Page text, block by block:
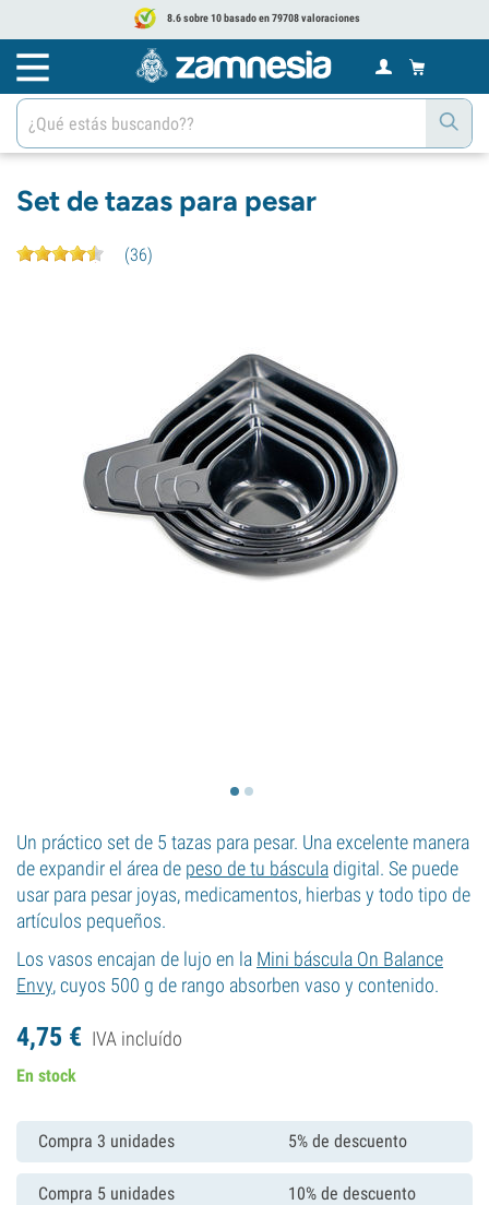
8.6 sobre 10 basado en 79708 valoraciones
Set de tazas para pesar
(36)
Un práctico set de 5 tazas para pesar. Una excelente manera
de expandir el área de peso de tu báscula digital. Se puede
usar para pesar joyas, medicamentos, hierbas y todo tipo de
artículos pequeños.
Los vasos encajan de lujo en la Mini báscula On Balance
Envy, cuyos 500 g de rango absorben vaso y contenido.
4,75 € IVA incluído
En stock
Compra 3 unidades 5% de descuento
Compra 5 unidades 10% de descuento